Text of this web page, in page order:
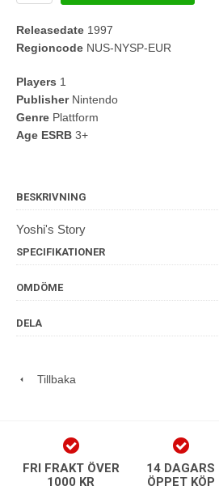
Releasedate 1997
Regioncode NUS-NYSP-EUR
Players 1
PublisherNintendo
Genre Plattform
Age ESRB 3+
BESKRIVNING
Yoshi's Story
SPECIFIKATIONER
OMDÖME
DELA
Tillbaka
FRI FRAKT ÖVER
1000 KR
14 DAGARS
ÖPPET KÖP